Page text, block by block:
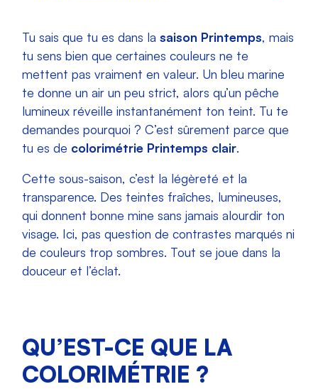
Tu sais que tu es dans lasaison Printemps, mais
tu sens bien que certaines couleurs ne te
mettent pas vraiment en valeur. Un bleu marine
te donne un air un peu strict, alors qu’un pêche
lumineux réveille instantanément ton teint. Tu te
demandes pourquoi ? C’est sûrement parce que
tu es de colorimétrie Printemps clair.
Cette sous-saison, c’est la légèreté et la
transparence. Des teintes fraîches, lumineuses,
qui donnent bonne mine sans jamais alourdir ton
visage. Ici, pas question de contrastes marqués ni
de couleurs trop sombres. Tout se joue dans la
douceur et l’éclat.
QU’EST-CE QUE LA
COLORIMÉTRIE ?